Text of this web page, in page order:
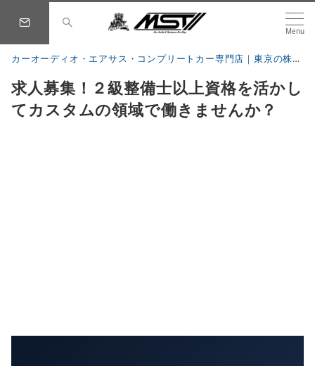
Menu
カーオーディオ・エアサス・コンプリートカー専門店｜東京の株式会社 MST
求人募集！２級整備士以上資格を活かし
てカスタムの領域で働きませんか？